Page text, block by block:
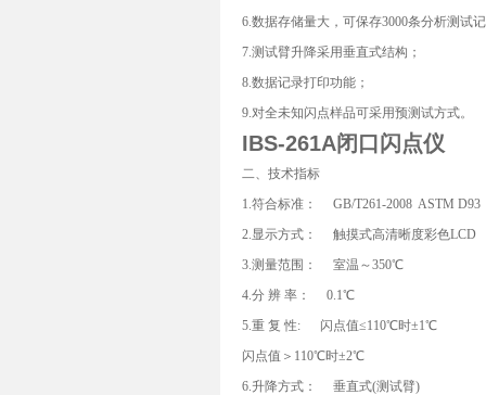
6.数据存储量大，可保存3000条分析测试
7.测试臂升降采用垂直式结构；
8.数据记录打印功能；
9.对全未知闪点样品可采用预测试方式。
IBS-261A闭口闪点仪
二、技术指标
1.符合标准： GB/T261-2008 ASTM D93
2.显示方式： 触摸式高清晰度彩色LCD
3.测量范围： 室温～350℃
4.分 辨 率： 0.1℃
5.重 复 性: 闪点值≤110℃时±1℃
闪点值＞110℃时±2℃
6.升降方式： 垂直式(测试臂)